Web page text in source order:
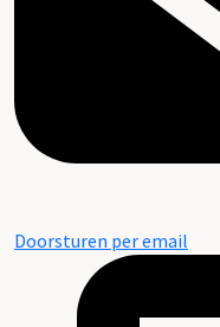
Doorsturen per email